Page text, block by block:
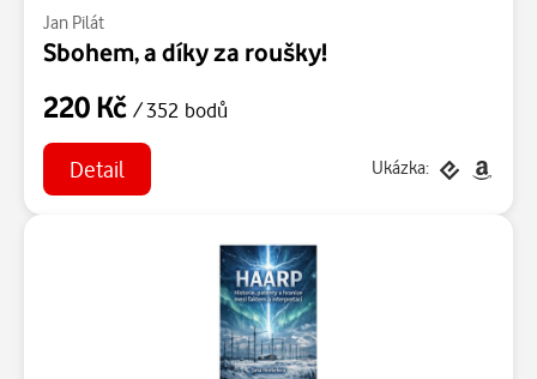
Jan Pilát
Sbohem, a díky za roušky!
220 Kč / 352 bodů
Detail Ukázka: